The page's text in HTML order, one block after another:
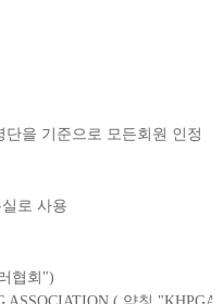
을 기준으로 모든회원 인정
로 사용
협회")